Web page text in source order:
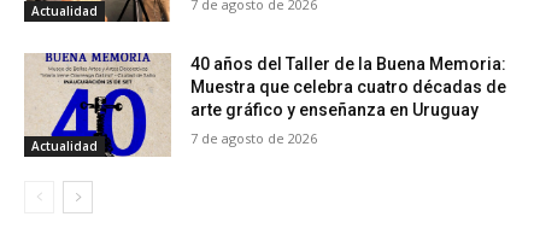
Actualidad 7 de agosto de 2026
Actualidad
40 años del Taller de la Buena Memoria:
Muestra que celebra cuatro décadas de
arte gráfico y enseñanza en Uruguay
7 de agosto de 2026